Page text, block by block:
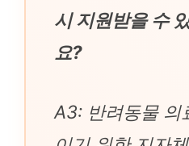
시 지원받을 수
요?
A3: 반려동물 의